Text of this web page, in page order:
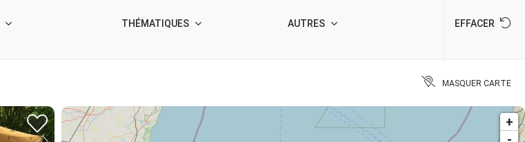
THÉMATIQUES AUTRES EFFACER
MASQUER CARTE
+